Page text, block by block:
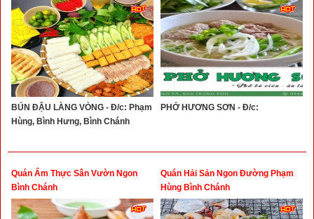
BÚN ĐẬU LÀNG VÒNG - Đ/c: Phạm
Hùng, Bình Hưng, Bình Chánh
PHỞ HƯƠNG SƠN - Đ/c:
Quán Ẩm Thực Sân Vườn Ngon
Bình Chánh
Quán Hải Sản Ngon Đường Phạm
Hùng Bình Chánh